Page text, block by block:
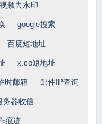
频去水印
google搜索
百度短地址
x.co短地址
时邮箱 邮件IP查询
务器收信
痕迹